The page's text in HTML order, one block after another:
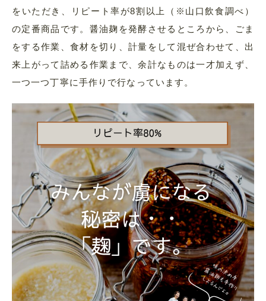
をいただき、リピート率が8割以上（※山口飲食調べ）
の定番商品です。醤油麹を発酵させるところから、ごま
をする作業、食材を切り、計量をして混ぜ合わせて、出
来上がって詰める作業まで、余計なものは一才加えず、
一つ一つ丁寧に手作りで行なっています。